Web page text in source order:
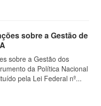
sobre a Gestão de
sobre a Gestão dos
da Política Nacional
pela Lei Federal nº...